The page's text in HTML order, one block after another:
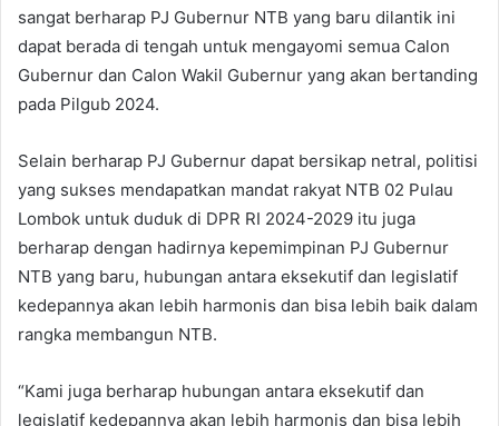
sangat berharap PJ Gubernur NTB yang baru dilantik ini
dapat berada di tengah untuk mengayomi semua Calon
Gubernur dan Calon Wakil Gubernur yang akan bertanding
pada Pilgub 2024.
Selain berharap PJ Gubernur dapat bersikap netral, politisi
yang sukses mendapatkan mandat rakyat NTB 02 Pulau
Lombok untuk duduk di DPR RI 2024-2029 itu juga
berharap dengan hadirnya kepemimpinan PJ Gubernur
NTB yang baru, hubungan antara eksekutif dan legislatif
kedepannya akan lebih harmonis dan bisa lebih baik dalam
rangka membangun NTB.
“Kami juga berharap hubungan antara eksekutif dan
legislatif kedepannya akan lebih harmonis dan bisa lebih